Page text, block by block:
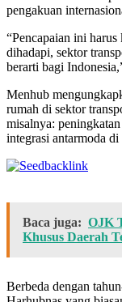
pengakuan
“Pencapaian ini
dihadapi, sektor
berarti bagi
Menhub
rumah di sektor
misalnya:
integrasi antarmoda
Baca juga: OJK
Khusus Daerah
Berbeda dengan